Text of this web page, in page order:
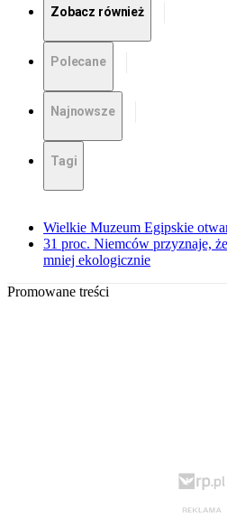
Zobacz również
Polecane
Najnowsze
Tagi
Wielkie Muzeum Egipskie
31 proc. Niemców przyznaje,
mniej ekologicznie
Promowane treści